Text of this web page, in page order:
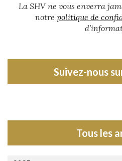
La SHV ne vous enverra
notre politique de
Suivez-nous
Tous les